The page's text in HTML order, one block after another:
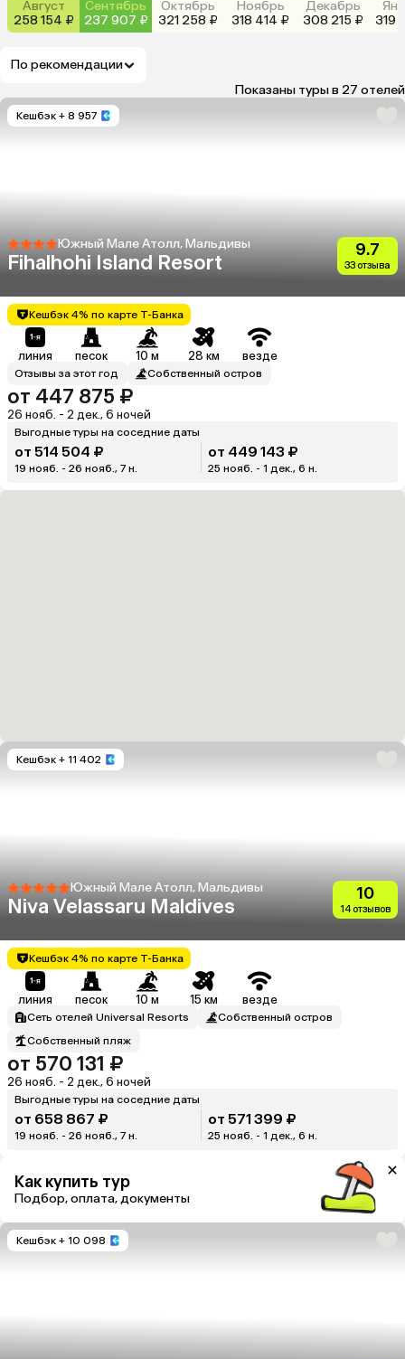
Август
258 154 ₽
Сентябрь
237 907 ₽
Октябрь
321 258 ₽
Ноябрь
318 414 ₽
Декабрь
308 215 ₽
319
По рекомендации
Показаны туры в 27 отелей
Кешбэк + 8 957
Южный Мале Атолл, Мальдивы
Fihalhohi Island Resort
9.7
33 отзыва
Кешбэк 4% по карте Т-Банка
линия песок 10 м 28 км везде
Отзывы за этот год Собственный остров
от 447 875 ₽
26 нояб. - 2 дек., 6 ночей
Выгодные туры на соседние даты
от 514 504 ₽
19 нояб. - 26 нояб., 7 н.
от 449 143 ₽
25 нояб. - 1 дек., 6 н.
Кешбэк + 11 402
Южный Мале Атолл, Мальдивы
Niva Velassaru Maldives
10
14 отзывов
Кешбэк 4% по карте Т-Банка
линия песок 10 м 15 км везде
Сеть отелей Universal Resorts
Собственный остров
Собственный пляж
от 570 131 ₽
26 нояб. - 2 дек., 6 ночей
Выгодные туры на соседние даты
от 658 867 ₽
19 нояб. - 26 нояб., 7 н.
от 571 399 ₽
25 нояб. - 1 дек., 6 н.
Как купить тур
Подбор, оплата, документы
Кешбэк + 10 098